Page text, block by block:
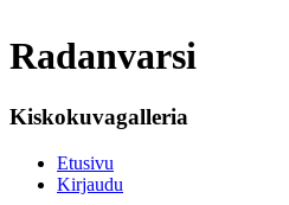
Radanvarsi
Kiskokuvagalleria
Etusivu
Kirjaudu